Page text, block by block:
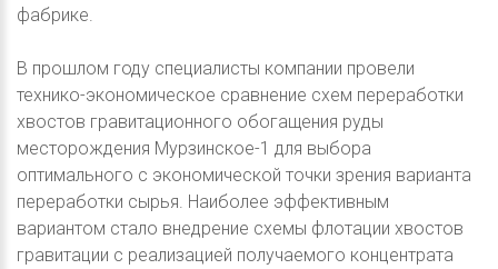
фабрике.
В прошлом году специалисты компании провели
технико-экономическое сравнение схем переработки
хвостов гравитационного обогащения руды
месторождения Мурзинское-1 для выбора
оптимального с экономической точки зрения варианта
переработки сырья. Наиболее эффективным
вариантом стало внедрение схемы флотации хвостов
гравитации с реализацией получаемого концентрата